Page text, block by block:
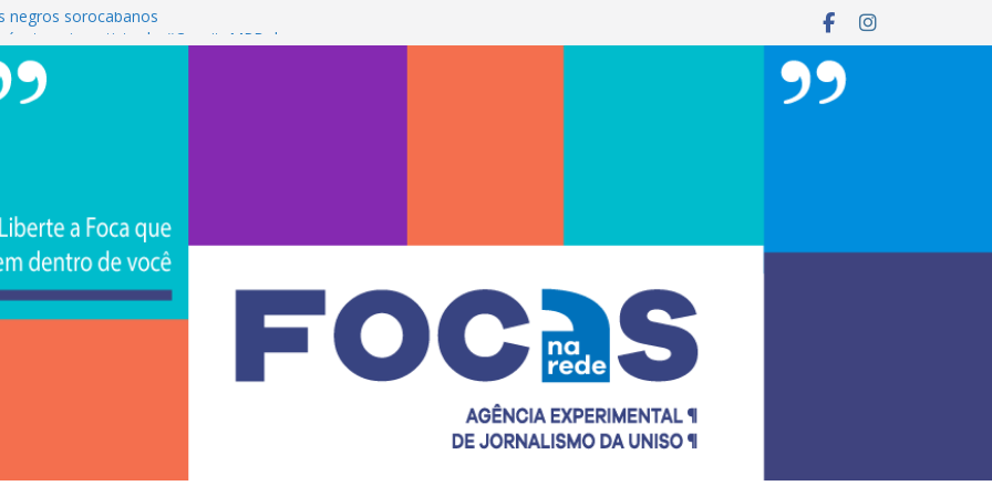
negros sorocabanos
é a terceira artista do #ConviteMPB do
Brasil 2026 promove integração, ciência e
na Uniso